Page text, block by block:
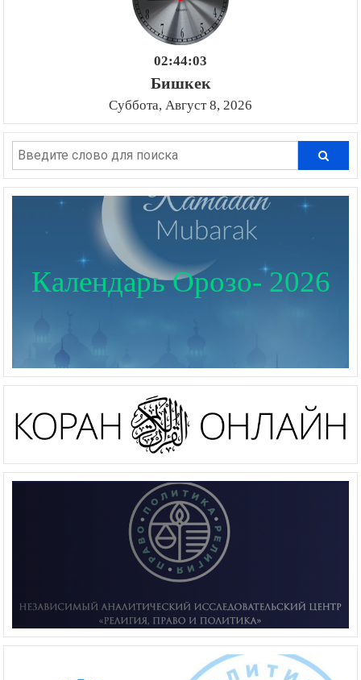
02:44:04
Бишкек
Суббота, Август 8, 2026
Календарь Орозо- 2026